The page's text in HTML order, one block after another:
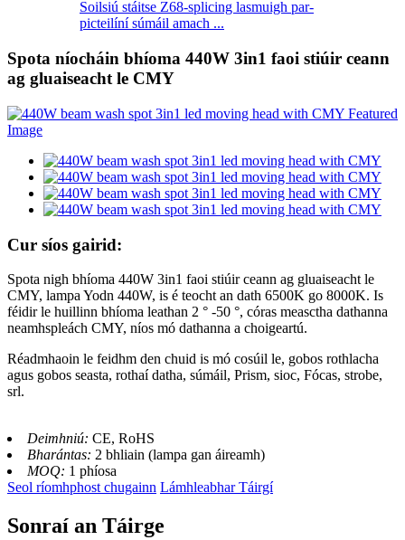
Soilsiú stáitse Z68-splicing lasmuigh par-
picteilíní súmáil amach ...
Spota níocháin bhíoma 440W 3in1 faoi stiúir ceann
ag gluaiseacht le CMY
Cur síos gairid:
Spota nigh bhíoma 440W 3in1 faoi stiúir ceann ag gluaiseacht le
CMY, lampa Yodn 440W, is é teocht an dath 6500K go 8000K. Is
féidir le huillinn bhíoma leathan 2 ° -50 °, córas measctha dathanna
neamhspleách CMY, níos mó dathanna a choigeartú.
Réadmhaoin le feidhm den chuid is mó cosúil le, gobos rothlacha
agus gobos seasta, rothaí datha, súmáil, Prism, sioc, Fócas, strobe,
srl.
Deimhniú: CE, RoHS
Bharántas: 2 bhliain (lampa gan áireamh)
MOQ: 1 phíosa
Seol ríomhphost chugainn Lámhleabhar Táirgí
Sonraí an Táirge